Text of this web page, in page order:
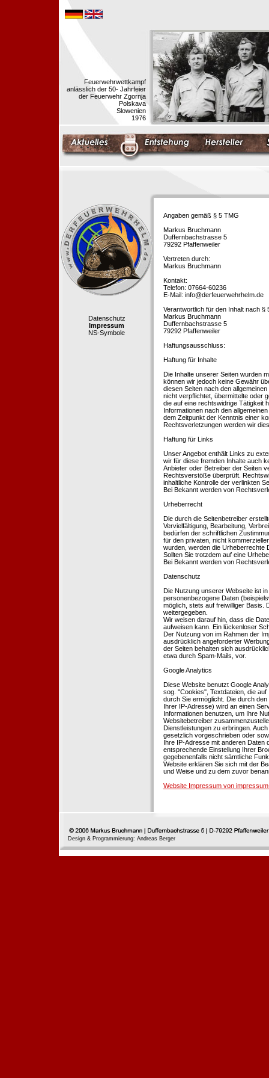
Feuerwehrwettkampf
anlässlich der 50- Jahrfeier
der Feuerwehr Zgornja
Polskava
Slowenien
1976
Datenschutz
Impressum
NS-Symbole
Angaben gemäß § 5 TMG
Markus Bruchmann
Duffernbachstrasse 5
79292 Pfaffenweiler
Vertreten durch:
Markus Bruchmann
Kontakt:
Telefon: 07664-60236
E-Mail: info@derfeuerwehrhelm.de
Verantwortlich für den Inhalt nach §
Markus Bruchmann
Duffernbachstrasse 5
79292 Pfaffenweiler
Haftungsausschluss:
Haftung für Inhalte
Die Inhalte unserer Seiten wurden
können wir jedoch keine Gewähr
diesen Seiten nach den
nicht verpflichtet, übermittelte oder
die auf eine rechtswidrige Tätigkeit
Informationen nach den
dem Zeitpunkt der Kenntnis einer
Rechtsverletzungen werden wir
Haftung für Links
Unser Angebot enthält Links zu
wir für diese fremden Inhalte auch
Anbieter oder Betreiber der Seiten
Rechtsverstöße überprüft.
inhaltliche Kontrolle der verlinkten
Bei Bekannt werden von
Urheberrecht
Die durch die Seitenbetreiber
Vervielfältigung, Bearbeitung,
bedürfen der schriftlichen
für den privaten, nicht
wurden, werden die Urheberrechte
Sollten Sie trotzdem auf eine
Bei Bekannt werden von
Datenschutz
Die Nutzung unserer Webseite ist
personenbezogene Daten
möglich, stets auf freiwilliger Basis.
weitergegeben.
Wir weisen darauf hin, dass die
aufweisen kann. Ein lückenloser
Der Nutzung von im Rahmen der
ausdrücklich angeforderter
der Seiten behalten sich
etwa durch Spam-Mails, vor.
Google Analytics
Diese Website benutzt Google
sog. ''Cookies'', Textdateien, die
durch Sie ermöglicht. Die durch
Ihrer IP-Adresse) wird an einen
Informationen benutzen, um Ihre
Websitebetreiber
Dienstleistungen zu erbringen.
gesetzlich vorgeschrieben oder
Ihre IP-Adresse mit anderen Daten
entsprechende Einstellung Ihrer
gegebenenfalls nicht sämtliche
Website erklären Sie sich mit der
und Weise und zu dem zuvor
Website Impressum von
Design & Programmierung: Andreas Berger